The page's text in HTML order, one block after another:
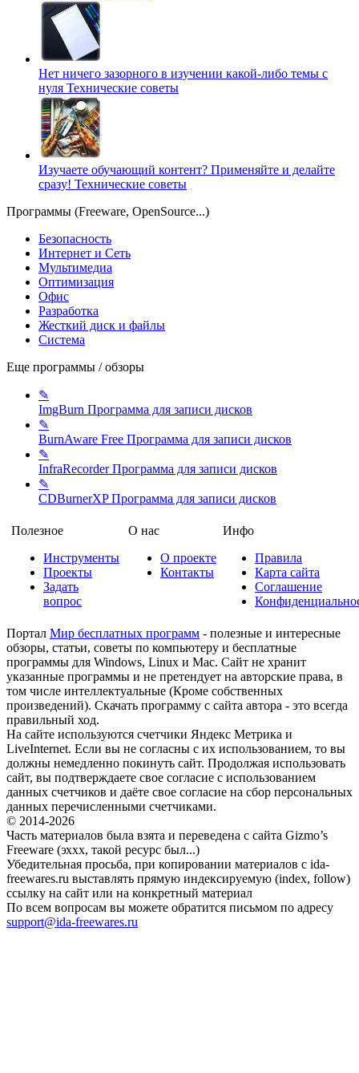
Нет ничего зазорного в изучении какой-либо темы с
нуля Технические советы
Изучаете обучающий контент? Применяйте и делайте
сразу! Технические советы
Программы (Freeware, OpenSource...)
Безопасность
Интернет и Сеть
Мультимедиа
Оптимизация
Офис
Разработка
Жесткий диск и файлы
Система
Еще программы / обзоры
✎
ImgBurn Программа для записи дисков
✎
BurnAware Free Программа для записи дисков
✎
InfraRecorderПрограмма для записи дисков
✎
CDBurnerXPПрограмма для записи дисков
Полезное
Инструменты
Проекты
Задать
вопрос
О нас
О проекте
Контакты
Инфо
Правила
Карта сайта
Соглашение
Портал Мир бесплатных программ - полезные и интересные
обзоры, статьи, советы по компьютеру и бесплатные
программы для Windows, Linux и Mac. Сайт не хранит
указанные программы и не претендует на авторские права, в
том числе интеллектуальные (Кроме собственных
произведений). Скачать программу с сайта автора - это всегда
правильный ход.
На сайте используются счетчики Яндекс Метрика и
LiveInternet. Если вы не согласны с их использованием, то вы
должны немедленно покинуть сайт. Продолжая использовать
сайт, вы подтверждаете свое согласие с использованием
данных счетчиков и даёте свое согласие на сбор персональных
данных перечисленными счетчиками.
© 2014-2026
Часть материалов была взята и переведена с сайта Gizmo’s
Freeware (эххх, такой ресурс был...)
Убедительная просьба, при копировании материалов с ida-
freewares.ru выставлять прямую индексируемую (index, follow)
ссылку на сайт или на конкретный материал
По всем вопросам вы можете обратится письмом по адресу
support@ida-freewares.ru